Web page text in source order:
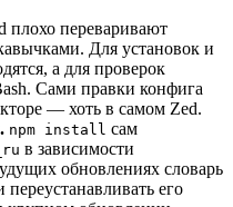
плохо переваривают
Для установок и
а для проверок
Сами правки конфига
— хоть в самом Zed.
npm install сам
в зависимости
обновлениях словарь
переустанавливать его